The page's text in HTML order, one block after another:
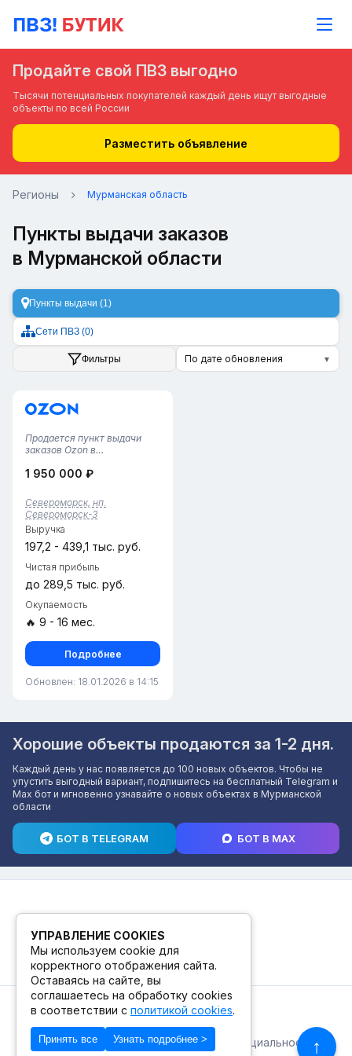
Продайте свой ПВЗ выгодно
Тысячи потенциальных покупателей каждый день ищут выгодные
объекты по всей России
Разместить объявление
Регионы Мурманская область
Пункты выдачи заказов
в Мурманской области
Пункты выдачи (1)
Сети ПВЗ (0)
Фильтры По дате обновления ▼
Продается пункт выдачи
заказов Ozon в
Предлагается полностью
работающий бизнес-объект
с многолетней историей.
Площадь — 36 кв. м: уютная
клиентская зона,
современные...
1 950 000 ₽
Североморск, нп.
Североморск-3
Выручка
197,2 - 439,1 тыс. руб.
Чистая прибыль
до 289,5 тыс. руб.
Окупаемость
🔥 9 - 16 мес.
Подробнее
Обновлен: 18.01.2026 в 14:15
Хорошие объекты продаются за 1-2 дня.
Каждый день у нас появляется до 100 новых объектов. Чтобы не
упустить выгодный вариант, подпишитесь на бесплатный Telegram и
Max бот и мгновенно узнавайте о новых объектах в Мурманской
области
БОТ В TELEGRAM БОТ В MAX
↑
© 2026. ПВЗ! БУТИК.
Публичная офертаПолитика конфиденциальности
УПРАВЛЕНИЕ COOKIES
Мы используем cookie для
корректного отображения сайта.
Оставаясь на сайте, вы
соглашаетесь на обработку cookies
в соответствии с политикой cookies.
Принять все Узнать подробнее >